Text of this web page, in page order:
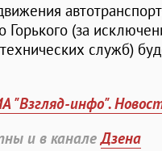
Горького (за
служб)
"Взгляд-инфо".
и в каналеДзена